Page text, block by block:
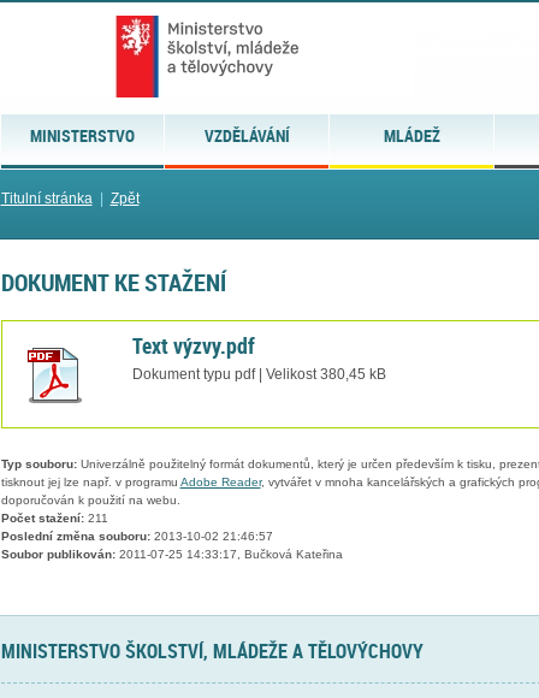
MINISTERSTVO VZDĚLÁVÁNÍ MLÁDEŽ
Titulní stránka| Zpět
DOKUMENT KE STAŽENÍ
Text výzvy.pdf
Dokument typu pdf | Velikost 380,45 kB
Typ souboru:Univerzálně použitelný formát dokumentů, který je určen především k tisku,
tisknout jej lze např. v programu Adobe Reader, vytvářet v mnoha kancelářských a grafických
doporučován k použití na webu.
Počet stažení:211
Poslední změna souboru:2013-10-02 21:46:57
Soubor publikován:2011-07-25 14:33:17, Bučková Kateřina
MINISTERSTVO ŠKOLSTVÍ, MLÁDEŽE A TĚLOVÝCHOVY